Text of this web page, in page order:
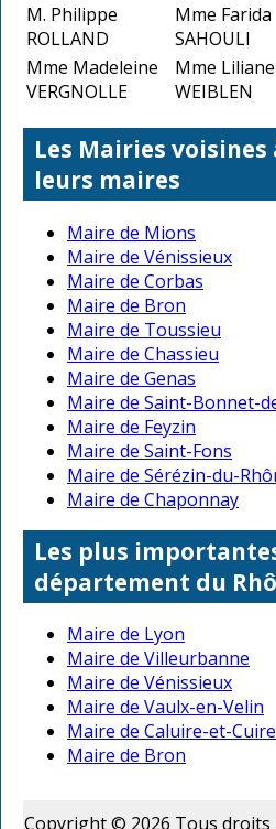
M. Philippe
ROLLAND
Mme Farida
SAHOULI
Mme Madeleine
VERGNOLLE
Mme Liliane
WEIBLEN
Les Mairies
leurs maires
Maire de Mions
Maire de Vénissieux
Maire de Corbas
Maire de Bron
Maire de Toussieu
Maire de Chassieu
Maire de Genas
Maire de Saint-Bonnet-
Maire de Feyzin
Maire de Saint-Fons
Maire de Sérézin-du-
Maire de Chaponnay
Les plus
département du
Maire de Lyon
Maire de Villeurbanne
Maire de Vénissieux
Maire de Vaulx-en-Velin
Maire de Caluire-et-Cuire
Maire de Bron
Copyright © 2026 Tous droits